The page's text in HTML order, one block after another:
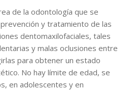
de la odontología que se
y tratamiento de las
dentomaxilofaciales, tales
y malas oclusiones entre
para obtener un estado
No hay límite de edad, se
en adolescentes y en